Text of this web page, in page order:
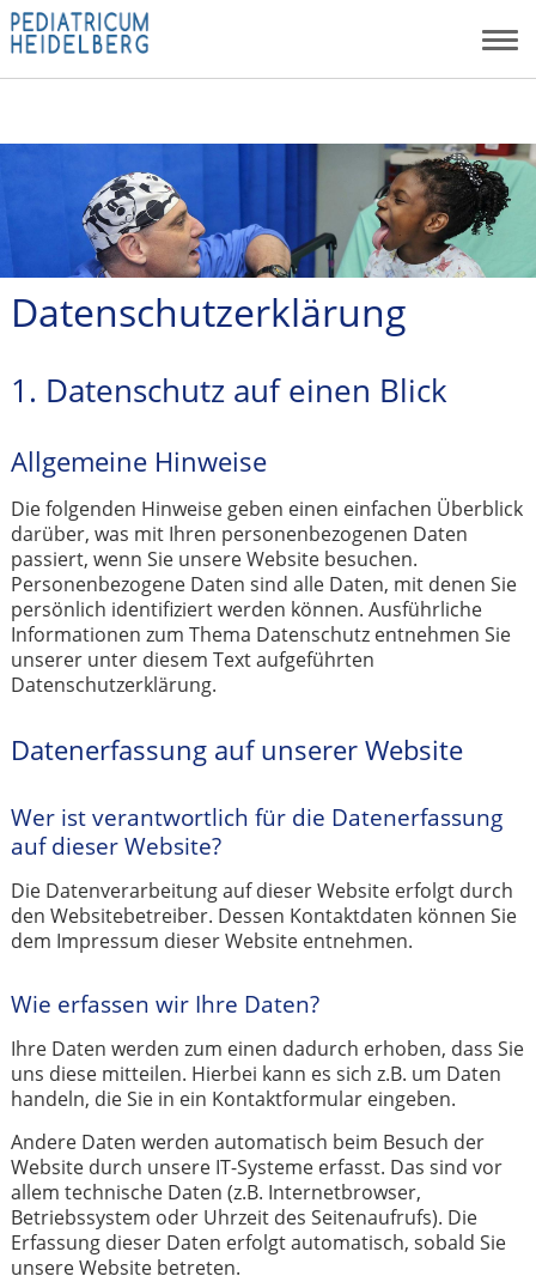
Datenschutzerklärung
1. Datenschutz auf einen Blick
Allgemeine Hinweise
Die folgenden Hinweise geben einen einfachen Überblick
darüber, was mit Ihren personenbezogenen Daten
passiert, wenn Sie unsere Website besuchen.
Personenbezogene Daten sind alle Daten, mit denen Sie
persönlich identifiziert werden können. Ausführliche
Informationen zum Thema Datenschutz entnehmen Sie
unserer unter diesem Text aufgeführten
Datenschutzerklärung.
Datenerfassung auf unserer Website
Wer ist verantwortlich für die Datenerfassung
auf dieser Website?
Die Datenverarbeitung auf dieser Website erfolgt durch
den Websitebetreiber. Dessen Kontaktdaten können Sie
dem Impressum dieser Website entnehmen.
Wie erfassen wir Ihre Daten?
Ihre Daten werden zum einen dadurch erhoben, dass Sie
uns diese mitteilen. Hierbei kann es sich z.B. um Daten
handeln, die Sie in ein Kontaktformular eingeben.
Andere Daten werden automatisch beim Besuch der
Website durch unsere IT-Systeme erfasst. Das sind vor
allem technische Daten (z.B. Internetbrowser,
Betriebssystem oder Uhrzeit des Seitenaufrufs). Die
Erfassung dieser Daten erfolgt automatisch, sobald Sie
unsere Website betreten.